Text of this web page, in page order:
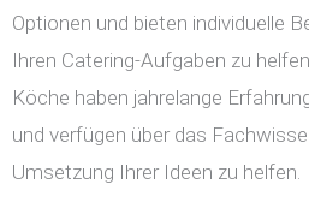
Optionen und bieten individuelle
Ihren Catering-Aufgaben zu
Köche haben jahrelange
und verfügen über das
Umsetzung Ihrer Ideen zu helfen.